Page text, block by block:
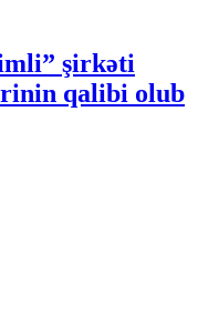
şirkəti
qalibi olub